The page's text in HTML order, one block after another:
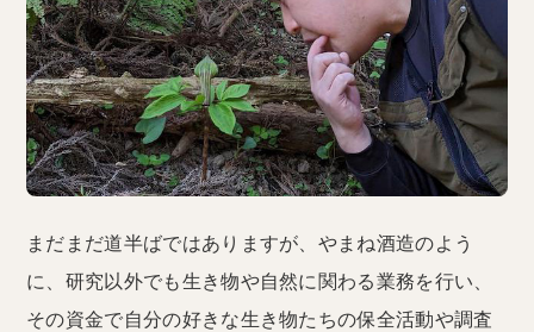
まだまだ道半ばではありますが、やまね酒造のよう
に、研究以外でも生き物や自然に関わる業務を行い、
その資金で自分の好きな生き物たちの保全活動や調査